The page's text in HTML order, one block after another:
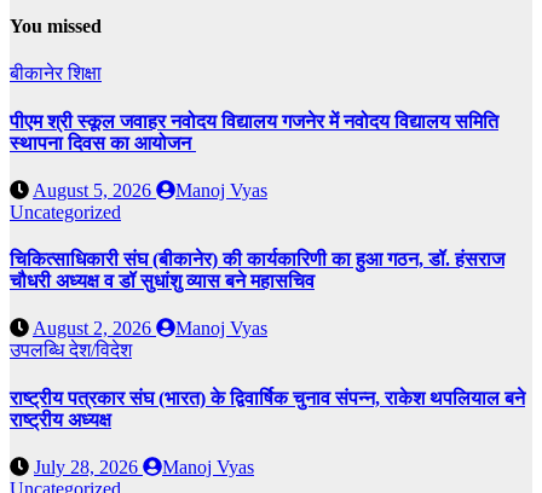
You missed
बीकानेरशिक्षा
पीएम श्री स्कूल जवाहर नवोदय विद्यालय गजनेर में नवोदय विद्यालय समिति
स्थापना दिवस का आयोजन
August 5, 2026
Manoj Vyas
Uncategorized
चिकित्साधिकारी संघ (बीकानेर) की कार्यकारिणी का हुआ गठन, डॉ. हंसराज
चौधरी अध्यक्ष व डॉ सुधांशु व्यास बने महासचिव
August 2, 2026
Manoj Vyas
उपलब्धिदेश/विदेश
राष्ट्रीय पत्रकार संघ (भारत) के द्विवार्षिक चुनाव संपन्न, राकेश थपलियाल बने
राष्ट्रीय अध्यक्ष
July 28, 2026
Manoj Vyas
Uncategorized